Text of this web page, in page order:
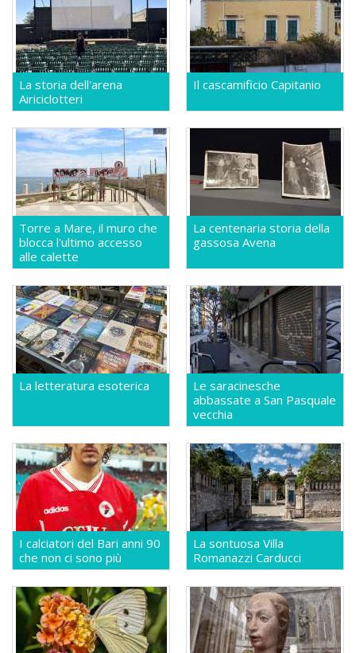
La storia dell'arena
Airiciclotteri
Il cascamificio Capitanio
Torre a Mare, il muro che
blocca l'ultimo accesso
alle calette
La centenaria storia della
gassosa Avena
La letteratura esoterica
Le saracinesche
abbassate a San Pasquale
vecchia
I calciatori del Bari anni 90
che non ci sono più
La sontuosa Villa
Romanazzi Carducci